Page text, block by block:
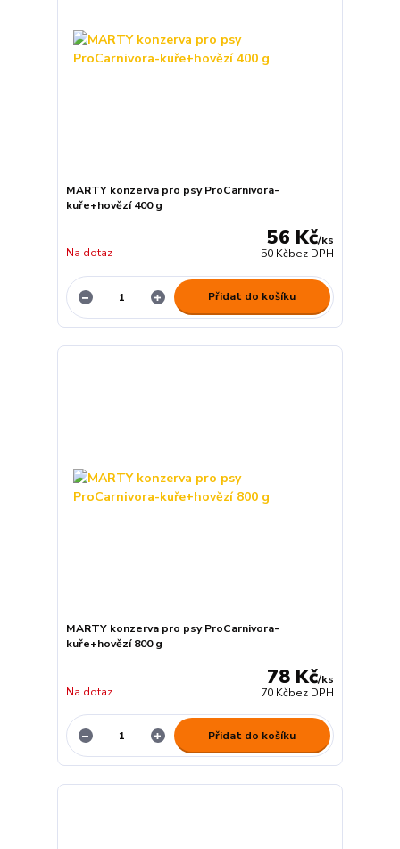
MARTY konzerva pro psy ProCarnivora-
kuře+hovězí 400 g
56 Kč/ks
50 Kčbez DPH
Na dotaz
Přidat do košíku
MARTY konzerva pro psy ProCarnivora-
kuře+hovězí 800 g
78 Kč/ks
70 Kčbez DPH
Na dotaz
Přidat do košíku